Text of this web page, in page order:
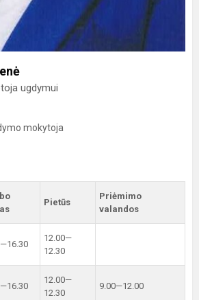
ugdymui
mokytoja
Pietūs
Priėmimo
valandos
12.00—
12.30
12.00—
12.30
9.00—12.00